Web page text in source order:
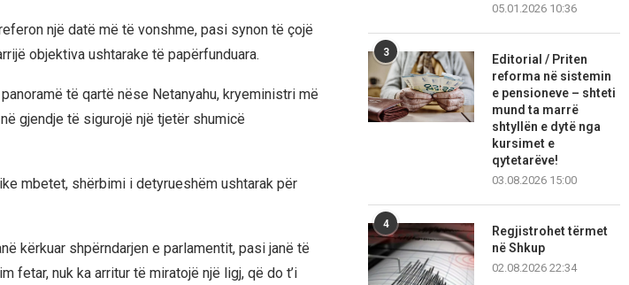
një datë më të vonshme, pasi synon të çojë
objektiva ushtarake të papërfunduara.
të qartë nëse Netanyahu, kryeministri më
gjendje të sigurojë një tjetër shumicë
mbetet, shërbimi i detyrueshëm ushtarak për
kërkuar shpërndarjen e parlamentit, pasi janë të
fetar, nuk ka arritur të miratojë një ligj, që do t’i
05.01.2026 10:36
3
Editorial / Priten
reforma në sistemin
e pensioneve – shteti
mund ta marrë
shtyllën e dytë nga
kursimet e
qytetarëve!
03.08.2026 15:00
4
Regjistrohet tërmet
në Shkup
02.08.2026 22:34